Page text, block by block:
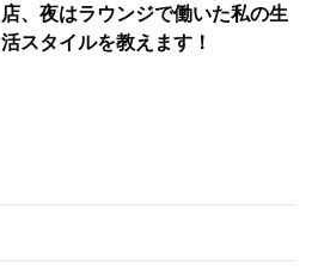
店、夜はラウンジで働いた私の生
活スタイルを教えます！